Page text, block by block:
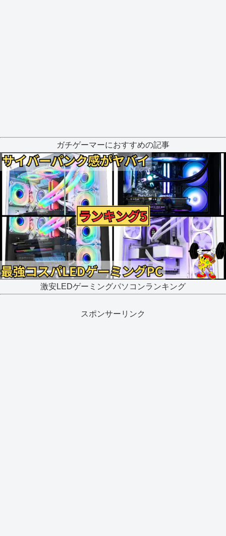
ガチゲーマーにおすすめの記事
激安LEDゲーミングパソコンランキング
スポンサーリンク